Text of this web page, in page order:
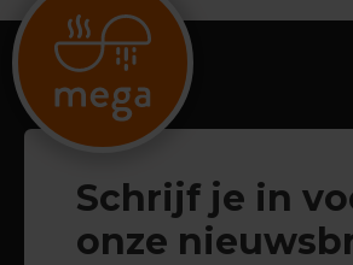
Schrijf je in
onze